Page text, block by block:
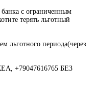
банка с ограниченным
терять льготный
льготного периода(через
+79047616765 БЕЗ